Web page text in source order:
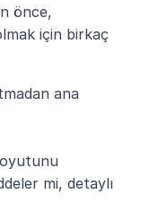
önce,
için birkaç
ana
mi, detaylı